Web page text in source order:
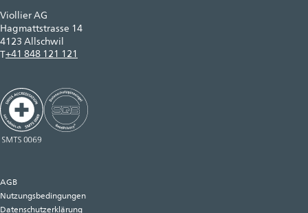
Viollier AG
Hagmattstrasse 14
4123 Allschwil
T+41 848 121 121
AGB
Nutzungsbedingungen
Datenschutzerklärung